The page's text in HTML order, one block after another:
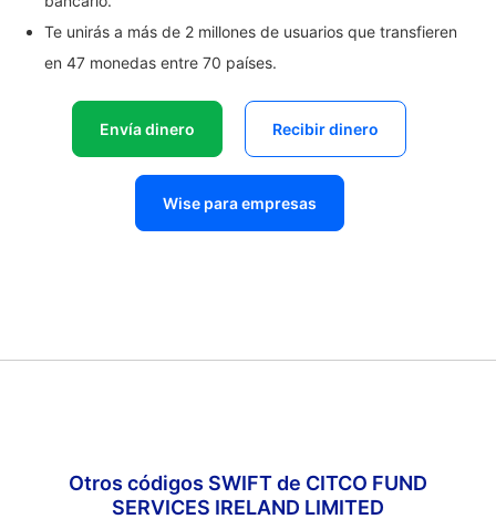
Te unirás a más de 2 millones de usuarios que transfieren
en 47 monedas entre 70 países.
Envía dinero Recibir dinero
Wise para empresas
Otros códigos SWIFT de CITCO FUND
SERVICES IRELAND LIMITED